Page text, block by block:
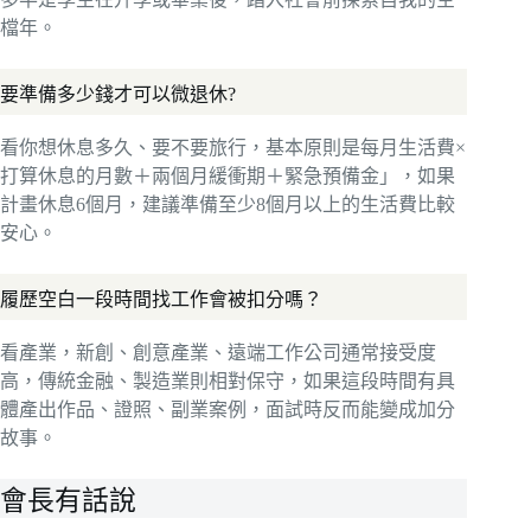
檔年。
要準備多少錢才可以微退休?
看你想休息多久、要不要旅行，基本原則是每月生活費×
打算休息的月數＋兩個月緩衝期＋緊急預備金」，如果
計畫休息6個月，建議準備至少8個月以上的生活費比較
安心。
履歷空白一段時間找工作會被扣分嗎？
看產業，新創、創意產業、遠端工作公司通常接受度
高，傳統金融、製造業則相對保守，如果這段時間有具
體產出作品、證照、副業案例，面試時反而能變成加分
故事。
會長有話說